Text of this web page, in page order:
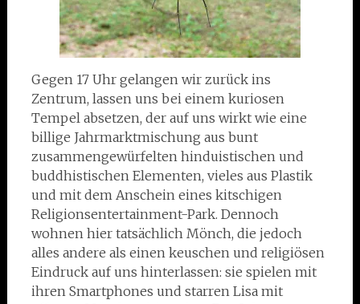
Gegen 17 Uhr gelangen wir zurück ins
Zentrum, lassen uns bei einem kuriosen
Tempel absetzen, der auf uns wirkt wie eine
billige Jahrmarktmischung aus bunt
zusammengewürfelten hinduistischen und
buddhistischen Elementen, vieles aus Plastik
und mit dem Anschein eines kitschigen
Religionsentertainment-Park. Dennoch
wohnen hier tatsächlich Mönch, die jedoch
alles andere als einen keuschen und religiösen
Eindruck auf uns hinterlassen: sie spielen mit
ihren Smartphones und starren Lisa mit